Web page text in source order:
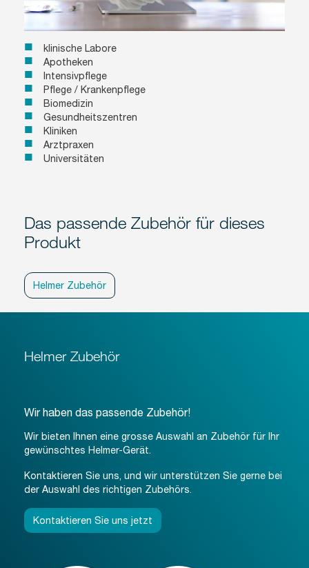
klinische Labore
Apotheken
Intensivpflege
Pflege / Krankenpflege
Biomedizin
Gesundheitszentren
Kliniken
Arztpraxen
Universitäten
Das passende Zubehör für dieses
Produkt
Helmer Zubehör
Helmer Zubehör
Wir haben das passende Zubehör!
Wir bieten Ihnen eine grosse Auswahl an Zubehör für Ihr
gewünschtes Helmer-Gerät.
Kontaktieren Sie uns, und wir unterstützen Sie gerne bei
der Auswahl des richtigen Zubehörs.
Kontaktieren Sie uns jetzt